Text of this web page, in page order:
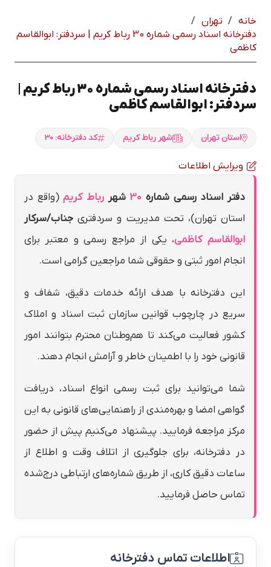
خانه / تهران /
دفترخانه اسناد رسمی شماره 30 رباط كريم | سردفتر: ابوالقاسم
كاظمي
دفترخانه اسناد رسمی شماره 30 رباط كريم |
سردفتر: ابوالقاسم كاظمي
استان تهران شهر رباط كريم کد دفترخانه: 30
ویرایش اطلاعات
دفتر اسناد رسمی شماره 30 شهر رباط كريم(واقع در
استان تهران)، تحت مدیریت و سردفتری جناب/سرکار
ابوالقاسم كاظمي، یکی از مراجع رسمی و معتبر برای
انجام امور ثبتی و حقوقی شما مراجعین گرامی است.
این دفترخانه با هدف ارائه خدمات دقیق، شفاف و
سریع در چارچوب قوانین سازمان ثبت اسناد و املاک
کشور فعالیت می‌کند تا هم‌وطنان محترم بتوانند امور
قانونی خود را با اطمینان خاطر و آرامش انجام دهند.
شما می‌توانید برای ثبت رسمی انواع اسناد، دریافت
گواهی امضا و بهره‌مندی از راهنمایی‌های قانونی به این
مرکز مراجعه فرمایید. پیشنهاد می‌کنیم پیش از حضور
در دفترخانه، برای جلوگیری از اتلاف وقت و اطلاع از
ساعات دقیق کاری، از طریق شماره‌های ارتباطی درج‌شده
تماس حاصل فرمایید.
اطلاعات تماس دفترخانه